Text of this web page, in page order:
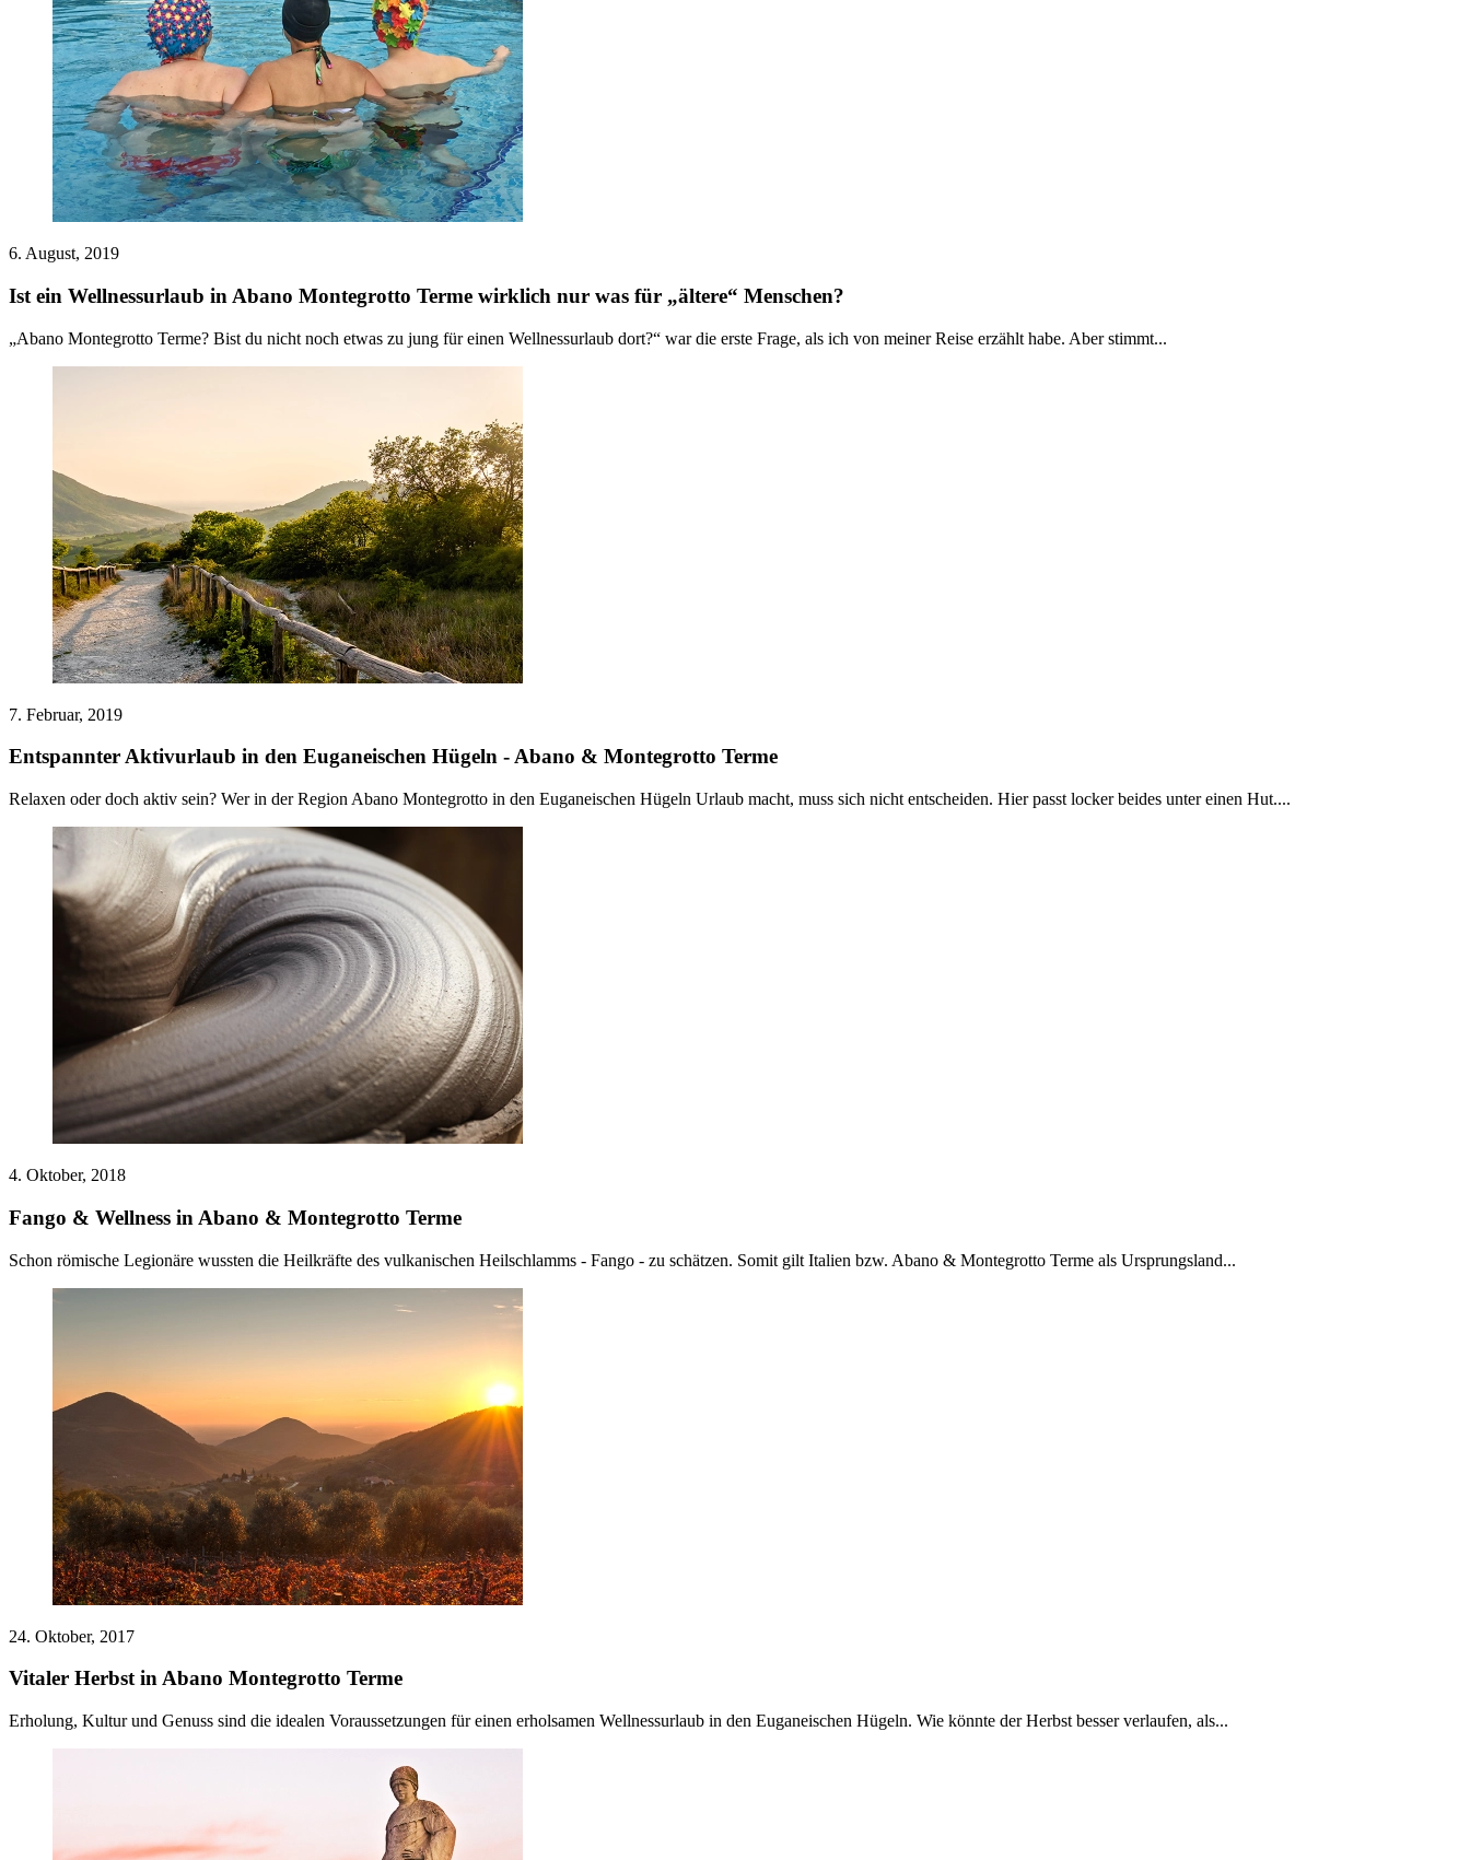
6. August, 2019
Ist ein Wellnessurlaub in Abano Montegrotto Terme wirklich nur was für „ältere“ Menschen?
„Abano Montegrotto Terme? Bist du nicht noch etwas zu jung für einen Wellnessurlaub dort?“ war die erste Frage, als ich von meiner Reise erzählt habe. Aber stimmt...
7. Februar, 2019
Entspannter Aktivurlaub in den Euganeischen Hügeln - Abano & Montegrotto Terme
Relaxen oder doch aktiv sein? Wer in der Region Abano Montegrotto in den Euganeischen Hügeln Urlaub macht, muss sich nicht entscheiden. Hier passt locker beides unter einen Hut....
4. Oktober, 2018
Fango & Wellness in Abano & Montegrotto Terme
Schon römische Legionäre wussten die Heilkräfte des vulkanischen Heilschlamms - Fango - zu schätzen. Somit gilt Italien bzw. Abano & Montegrotto Terme als Ursprungsland...
24. Oktober, 2017
Vitaler Herbst in Abano Montegrotto Terme
Erholung, Kultur und Genuss sind die idealen Voraussetzungen für einen erholsamen Wellnessurlaub in den Euganeischen Hügeln. Wie könnte der Herbst besser verlaufen, als...